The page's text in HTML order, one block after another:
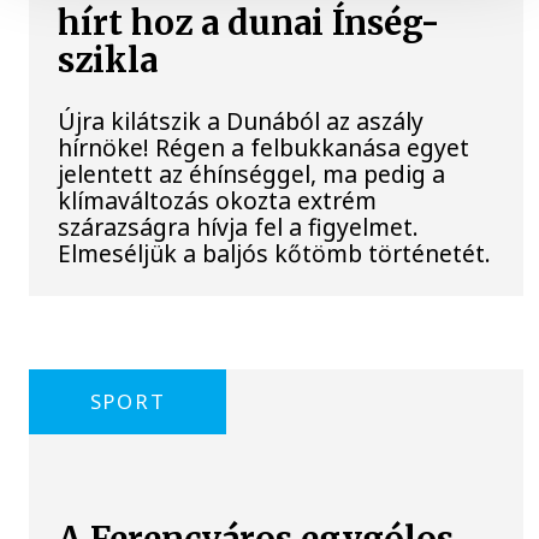
hírt hoz a dunai Ínség-
szikla
Újra kilátszik a Dunából az aszály
hírnöke! Régen a felbukkanása egyet
jelentett az éhínséggel, ma pedig a
klímaváltozás okozta extrém
szárazságra hívja fel a figyelmet.
Elmeséljük a baljós kőtömb történetét.
SPORT